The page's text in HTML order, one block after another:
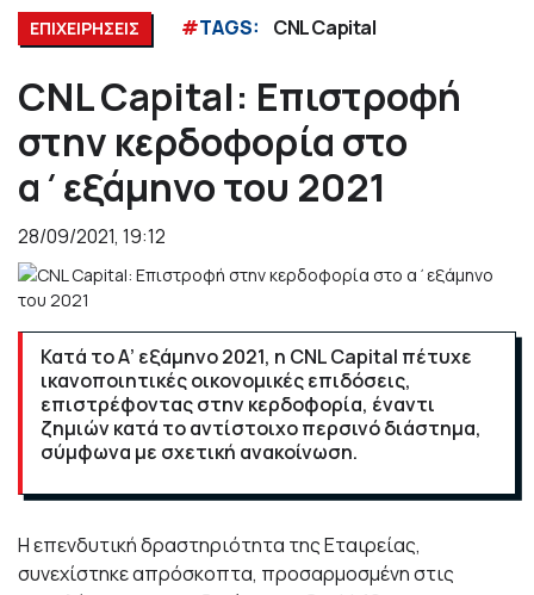
ΕΠΙΧΕΙΡΗΣΕΙΣ #TAGS: CNL Capital
CNL Capital: Επιστροφή
στην κερδοφορία στο
α΄εξάμηνο του 2021
28/09/2021, 19:12
Κατά το Α’ εξάμηνο 2021, η CNL Capital πέτυχε
ικανοποιητικές οικονομικές επιδόσεις,
επιστρέφοντας στην κερδοφορία, έναντι
ζημιών κατά το αντίστοιχο περσινό διάστημα,
σύμφωνα με σχετική ανακοίνωση.
Η επενδυτική δραστηριότητα της Εταιρείας,
συνεχίστηκε απρόσκοπτα, προσαρμοσμένη στις